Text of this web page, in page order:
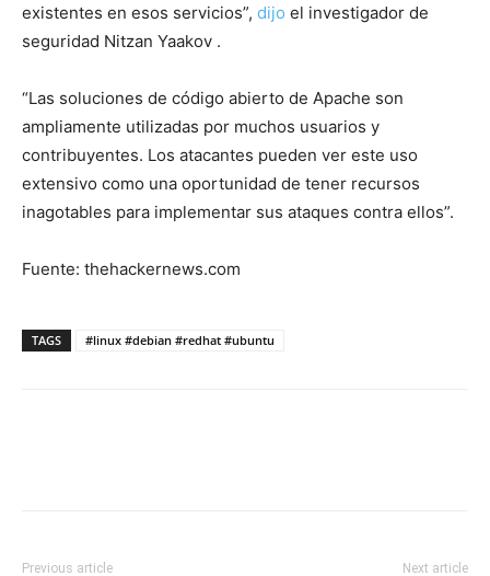
existentes en esos servicios”, dijo el investigador de
seguridad Nitzan Yaakov .
“Las soluciones de código abierto de Apache son
ampliamente utilizadas por muchos usuarios y
contribuyentes. Los atacantes pueden ver este uso
extensivo como una oportunidad de tener recursos
inagotables para implementar sus ataques contra ellos”.
Fuente: thehackernews.com
TAGS #linux #debian #redhat #ubuntu
Previous article Next article